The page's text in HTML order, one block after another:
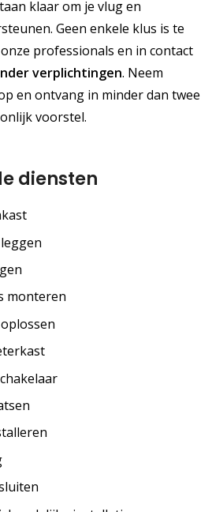
klaar om je vlug en
Geen enkele klus is te
professionals en in contact
verplichtingen. Neem
en ontvang in minder dan twee
voorstel.
diensten
monteren